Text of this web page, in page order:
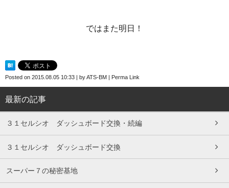
ではまた明日！
Posted on 2015.08.05 10:33 | byATS-BM | Perma Link
最新の記事
３１セルシオ ダッシュボード交換・続編
３１セルシオ ダッシュボード交換
スーパー７の秘密基地